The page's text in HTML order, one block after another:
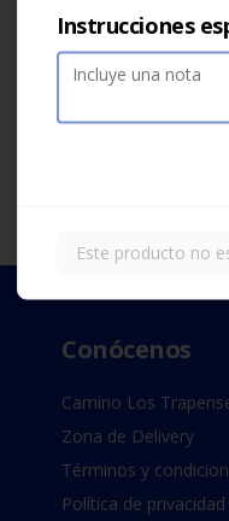
Conócenos
Camino Los
Zona de Delivery
Términos y
Política de privacidad
Instrucciones
Este producto no